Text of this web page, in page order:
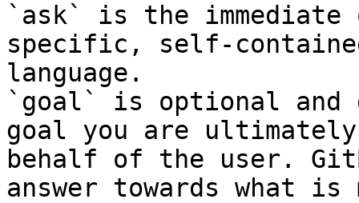
`ask` is the
specific, self-
language.
`goal` is optional and
goal you are
behalf of the user.
answer towards what